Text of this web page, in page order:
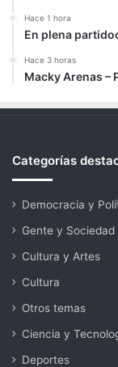
Hace 1 hora
En plena
Hace 3 horas
Macky Arenas –
Categorías
Democracia y
Gente y Sociedad
Cultura y Artes
Cultura
Otros temas
Ciencia y
Deportes